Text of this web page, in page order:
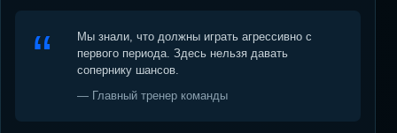
Мы знали, что должны играть агрессивно с
первого периода. Здесь нельзя давать
сопернику шансов.
— Главный тренер команды